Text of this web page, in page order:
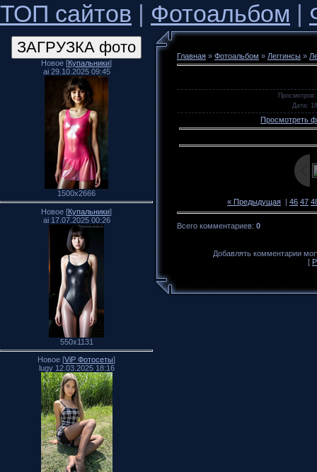
ТОП сайтов | Фотоальбом |
Новое [Купальники]
ai 29.10.2025 09:45
1500x2666
Новое [Купальники]
ai 17.07.2025 00:26
550x1131
Новое [ViP Фотосеты]
lugy 12.03.2025 18:16
Главная » Фотоальбом » Леггинсы »
Просмотров:
Дата:
Просмотреть
« Предыдущая | 46 47
Всего комментариев: 0
Добавлять комментарии
[